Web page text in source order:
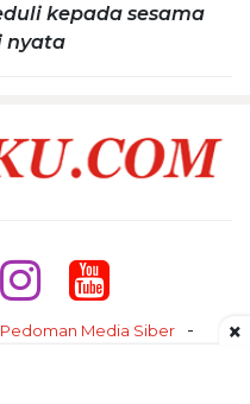
kepada sesama
nyata
Pedoman Media Siber
×